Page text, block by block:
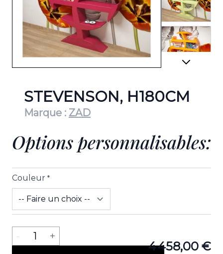
View
View
STEVENSON, H180CM
Marque : ZAD
Options personnalisables:
Couleur *
4 458,00 €
Quantité
- 1 +